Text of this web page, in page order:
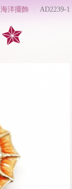
海洋擺飾 AD2239-1